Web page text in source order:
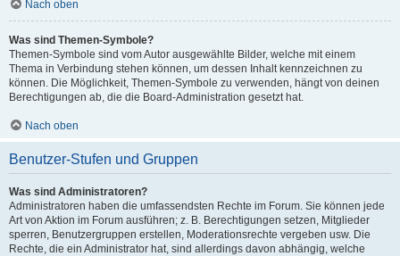
Nach oben
Was sind Themen-Symbole?
Themen-Symbole sind vom Autor ausgewählte Bilder, welche mit einem
Thema in Verbindung stehen können, um dessen Inhalt kennzeichnen zu
können. Die Möglichkeit, Themen-Symbole zu verwenden, hängt von deinen
Berechtigungen ab, die die Board-Administration gesetzt hat.
Nach oben
Benutzer-Stufen und Gruppen
Was sind Administratoren?
Administratoren haben die umfassendsten Rechte im Forum. Sie können jede
Art von Aktion im Forum ausführen; z. B. Berechtigungen setzen, Mitglieder
sperren, Benutzergruppen erstellen, Moderationsrechte vergeben usw. Die
Rechte, die ein Administrator hat, sind allerdings davon abhängig, welche